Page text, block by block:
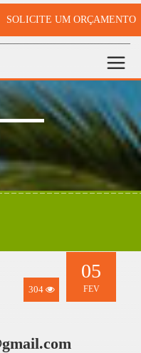
SOLICITE UM ORÇAMENTO
304
05
FEV